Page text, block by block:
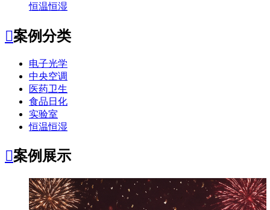
恒温恒湿
案例分类
电子光学
中央空调
医药卫生
食品日化
实验室
恒温恒湿
案例展示